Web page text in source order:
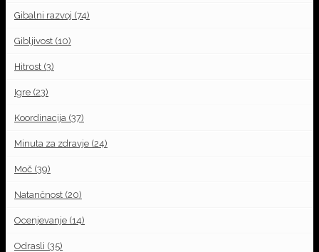
Gibalni razvoj (74)
Gibljivost (10)
Hitrost (3)
Igre (23)
Koordinacija (37)
Minuta za zdravje (24)
Moč (39)
Natančnost (20)
Ocenjevanje (14)
Odrasli (35)